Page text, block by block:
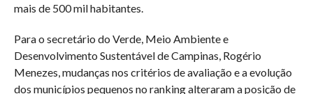
mais de 500 mil habitantes.
Para o secretário do Verde, Meio Ambiente e
Desenvolvimento Sustentável de Campinas, Rogério
Menezes, mudanças nos critérios de avaliação e a evolução
dos municípios pequenos no ranking alteraram a posição de